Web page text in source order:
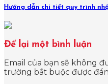
Hướng dẫn chi tiết quy trình
Để lại một bình luận
Email của bạn sẽ không
trường bắt buộc được